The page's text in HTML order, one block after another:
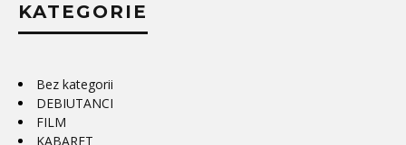
KATEGORIE
Bez kategorii
DEBIUTANCI
FILM
KABARET